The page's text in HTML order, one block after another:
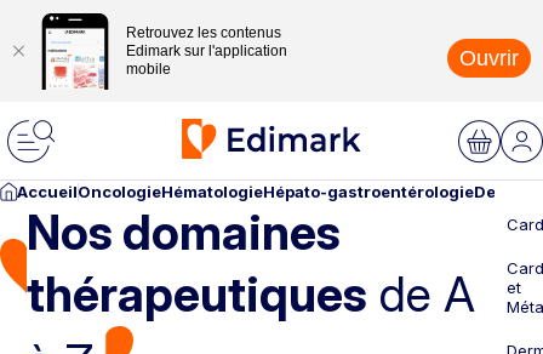
Retrouvez les contenus
Edimark sur l'application
mobile
Ouvrir
AccueilOncologieHématologieHépato-gastroentérologie
Nos domaines
thérapeutiques de A
et